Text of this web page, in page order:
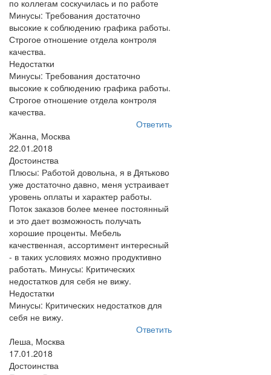
по коллегам соскучилась и по работе
Минусы: Требования достаточно
высокие к соблюдению графика работы.
Строгое отношение отдела контроля
качества.
Недостатки
Минусы: Требования достаточно
высокие к соблюдению графика работы.
Строгое отношение отдела контроля
качества.
Ответить
Жанна, Москва
22.01.2018
Достоинства
Плюсы: Работой довольна, я в Дятьково
уже достаточно давно, меня устраивает
уровень оплаты и характер работы.
Поток заказов более менее постоянный
и это дает возможность получать
хорошие проценты. Мебель
качественная, ассортимент интересный
- в таких условиях можно продуктивно
работать. Минусы: Критических
недостатков для себя не вижу.
Недостатки
Минусы: Критических недостатков для
себя не вижу.
Ответить
Леша, Москва
17.01.2018
Достоинства